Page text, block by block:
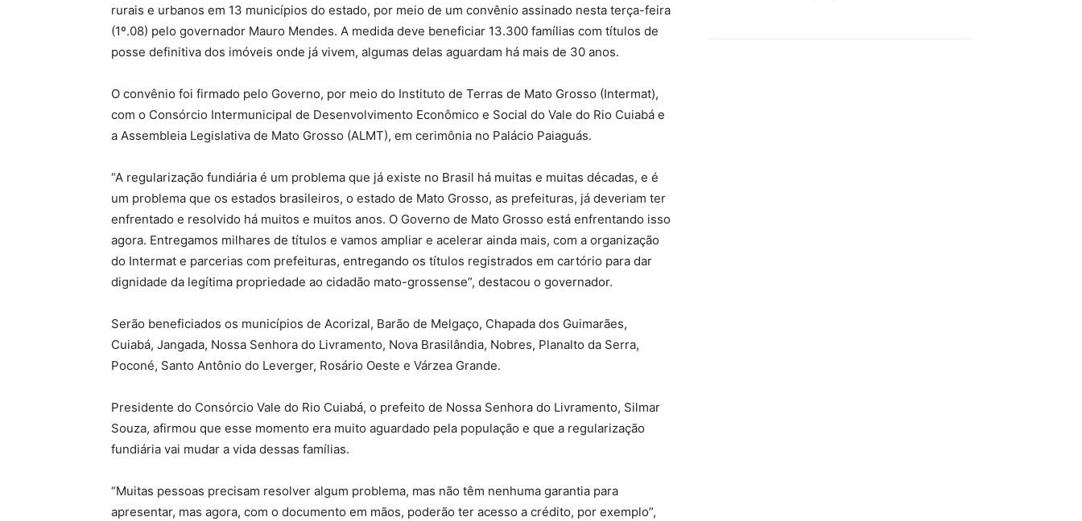
rurais e urbanos em 13 municípios do estado, por meio de um convênio assinado nesta terça-feira
(1º.08) pelo governador Mauro Mendes. A medida deve beneficiar 13.300 famílias com títulos de
posse definitiva dos imóveis onde já vivem, algumas delas aguardam há mais de 30 anos.
O convênio foi firmado pelo Governo, por meio do Instituto de Terras de Mato Grosso (Intermat),
com o Consórcio Intermunicipal de Desenvolvimento Econômico e Social do Vale do Rio Cuiabá e
a Assembleia Legislativa de Mato Grosso (ALMT), em cerimônia no Palácio Paiaguás.
“A regularização fundiária é um problema que já existe no Brasil há muitas e muitas décadas, e é
um problema que os estados brasileiros, o estado de Mato Grosso, as prefeituras, já deveriam ter
enfrentado e resolvido há muitos e muitos anos. O Governo de Mato Grosso está enfrentando isso
agora. Entregamos milhares de títulos e vamos ampliar e acelerar ainda mais, com a organização
do Intermat e parcerias com prefeituras, entregando os títulos registrados em cartório para dar
dignidade da legítima propriedade ao cidadão mato-grossense”, destacou o governador.
Serão beneficiados os municípios de Acorizal, Barão de Melgaço, Chapada dos Guimarães,
Cuiabá, Jangada, Nossa Senhora do Livramento, Nova Brasilândia, Nobres, Planalto da Serra,
Poconé, Santo Antônio do Leverger, Rosário Oeste e Várzea Grande.
Presidente do Consórcio Vale do Rio Cuiabá, o prefeito de Nossa Senhora do Livramento, Silmar
Souza, afirmou que esse momento era muito aguardado pela população e que a regularização
fundiária vai mudar a vida dessas famílias.
“Muitas pessoas precisam resolver algum problema, mas não têm nenhuma garantia para
apresentar, mas agora, com o documento em mãos, poderão ter acesso a crédito, por exemplo”,